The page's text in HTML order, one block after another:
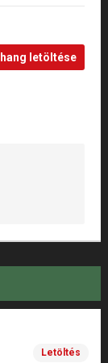
letöltése
Letöltés